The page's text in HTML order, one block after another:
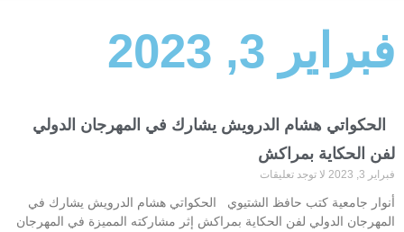
فبراير 3, 2023
الحكواتي هشام الدرويش يشارك في المهرجان الدولي
لفن الحكاية بمراكش
فبراير 3, 2023 لا توجد تعليقات
أنوار جامعية كتب حافظ الشتيوي الحكواتي هشام الدرويش يشارك في
المهرجان الدولي لفن الحكاية بمراكش إثر مشاركته المميزة في المهرجان